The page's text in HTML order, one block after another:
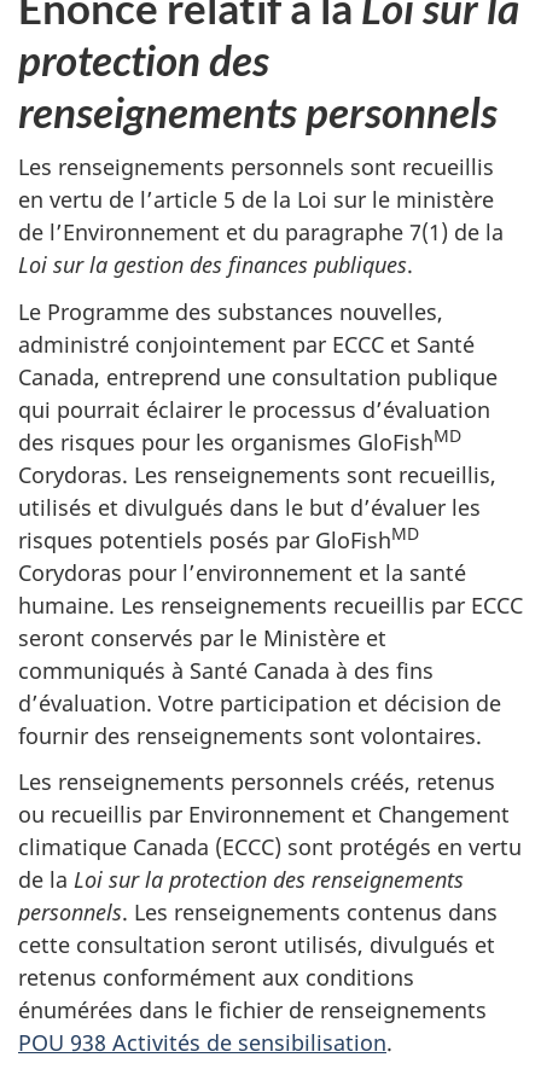
protection des
renseignements personnels
Les renseignements personnels sont recueillis
en vertu de l’article 5 de la Loi sur le ministère
de l’Environnement et du paragraphe 7(1) de la
Loi sur la gestion des finances publiques.
Le Programme des substances nouvelles,
administré conjointement par ECCC et Santé
Canada, entreprend une consultation publique
qui pourrait éclairer le processus d’évaluation
des risques pour les organismes GloFishMD
Corydoras. Les renseignements sont recueillis,
utilisés et divulgués dans le but d’évaluer les
risques potentiels posés par GloFishMD
Corydoras pour l’environnement et la santé
humaine. Les renseignements recueillis par ECCC
seront conservés par le Ministère et
communiqués à Santé Canada à des fins
d’évaluation. Votre participation et décision de
fournir des renseignements sont volontaires.
Les renseignements personnels créés, retenus
ou recueillis par Environnement et Changement
climatique Canada (ECCC) sont protégés en vertu
de la Loi sur la protection des renseignements
personnels. Les renseignements contenus dans
cette consultation seront utilisés, divulgués et
retenus conformément aux conditions
énumérées dans le fichier de renseignements
POU 938 Activités de sensibilisation.